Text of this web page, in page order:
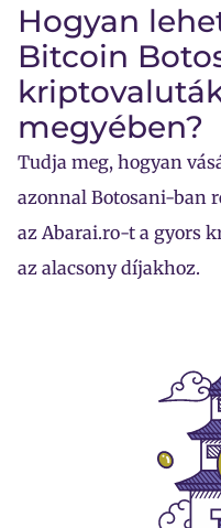
Hogyan
Bitcoin
megyében?
Tudja meg, hogyan
azonnal Botosani-ban
az Abarai.ro-t a gyors
az alacsony díjakhoz.